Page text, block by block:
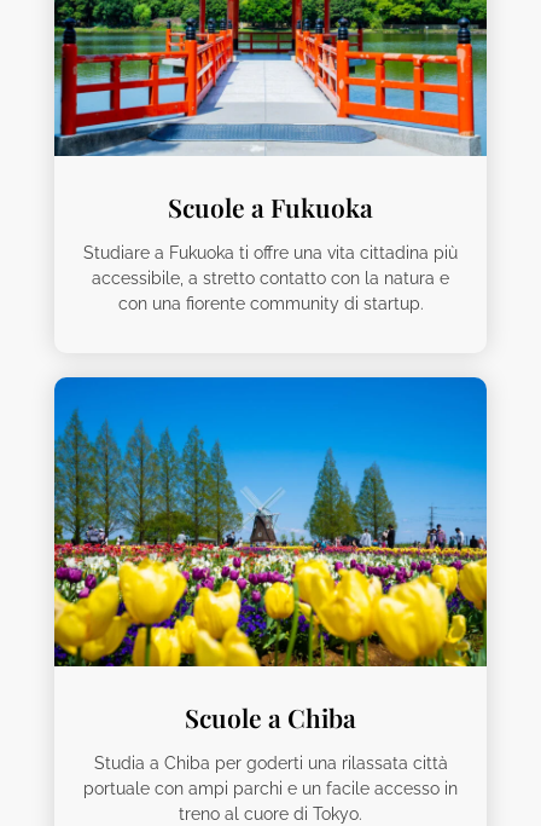
Scuole a Fukuoka
Studiare a Fukuoka ti offre una vita cittadina più
accessibile, a stretto contatto con la natura e
con una fiorente community di startup.
Scuole a Chiba
Studia a Chiba per goderti una rilassata città
portuale con ampi parchi e un facile accesso in
treno al cuore di Tokyo.